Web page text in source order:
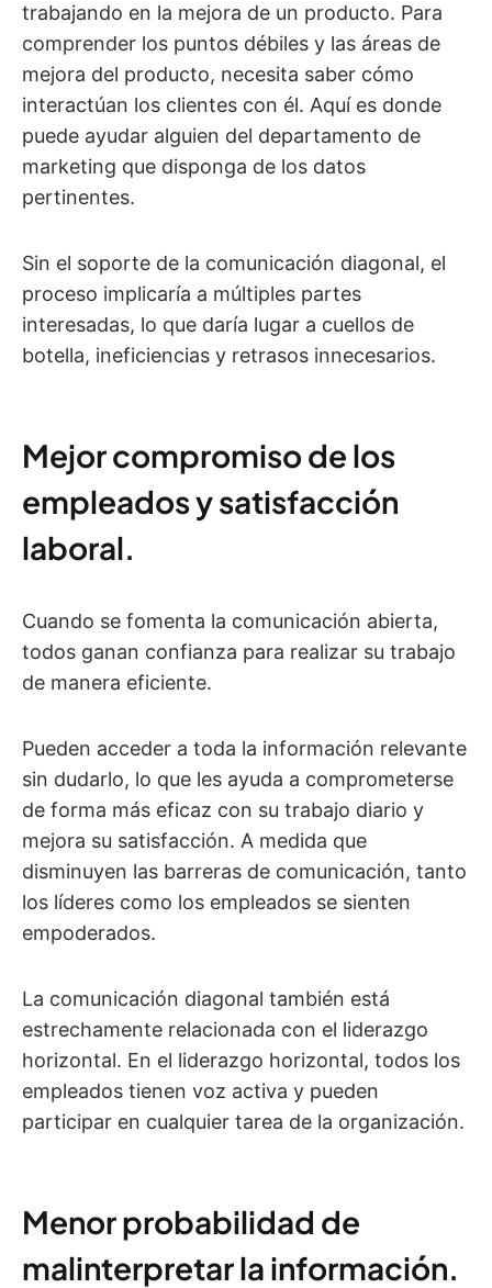
trabajando en la mejora de un producto. Para
comprender los puntos débiles y las áreas de
mejora del producto, necesita saber cómo
interactúan los clientes con él. Aquí es donde
puede ayudar alguien del departamento de
marketing que disponga de los datos
pertinentes.
Sin el soporte de la comunicación diagonal, el
proceso implicaría a múltiples partes
interesadas, lo que daría lugar a cuellos de
botella, ineficiencias y retrasos innecesarios.
Mejor compromiso de los
empleados y satisfacción
laboral.
Cuando se fomenta la comunicación abierta,
todos ganan confianza para realizar su trabajo
de manera eficiente.
Pueden acceder a toda la información relevante
sin dudarlo, lo que les ayuda a comprometerse
de forma más eficaz con su trabajo diario y
mejora su satisfacción. A medida que
disminuyen las barreras de comunicación, tanto
los líderes como los empleados se sienten
empoderados.
La comunicación diagonal también está
estrechamente relacionada con el liderazgo
horizontal. En el liderazgo horizontal, todos los
empleados tienen voz activa y pueden
participar en cualquier tarea de la organización.
Menor probabilidad de
malinterpretar la información.